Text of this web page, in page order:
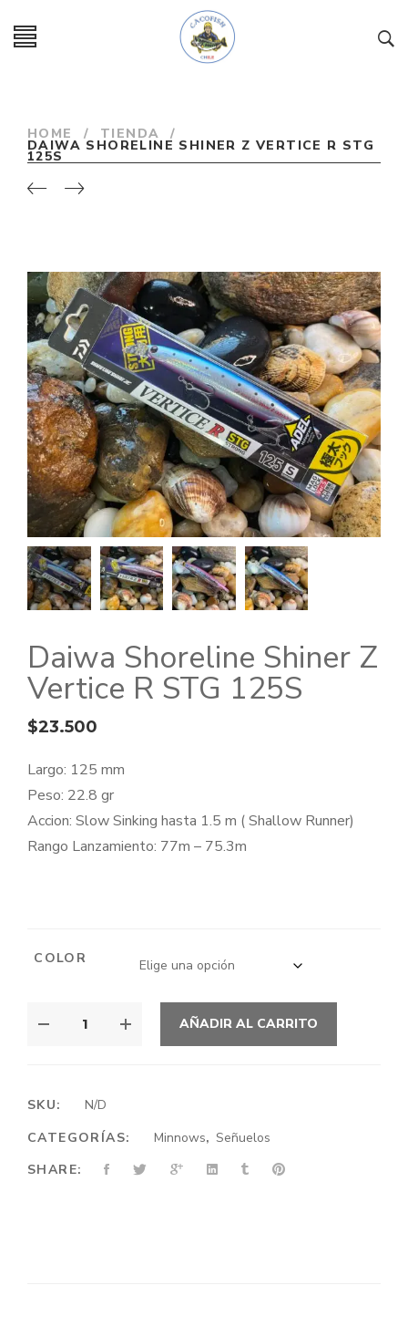
HOME / TIENDA /
DAIWA SHORELINE SHINER Z VERTICE R STG
125S
Daiwa Shoreline Shiner Z
Vertice R STG 125S
$23.500
Largo: 125 mm
Peso: 22.8 gr
Accion: Slow Sinking hasta 1.5 m ( Shallow Runner)
Rango Lanzamiento: 77m – 75.3m
COLOR
SHORELINE
VERTICE
STG
125S
AÑADIR AL CARRITO
SKU:
N/D
CATEGORÍAS:
Minnows, Señuelos
SHARE: